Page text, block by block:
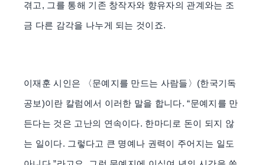
겪고, 그를 통해 기존 창작자와 향유자의 관계와는 조
금 다른 감각을 나누게 되는 것이죠.
이재훈 시인은 〈문예지를 만드는 사람들〉(한국기독
공보)이란 칼럼에서 이러한 말을 합니다. “문예지를 만
든다는 것은 고난의 연속이다. 한마디로 돈이 되지 않
는 일이다. 그렇다고 큰 명예나 권력이 주어지는 일도